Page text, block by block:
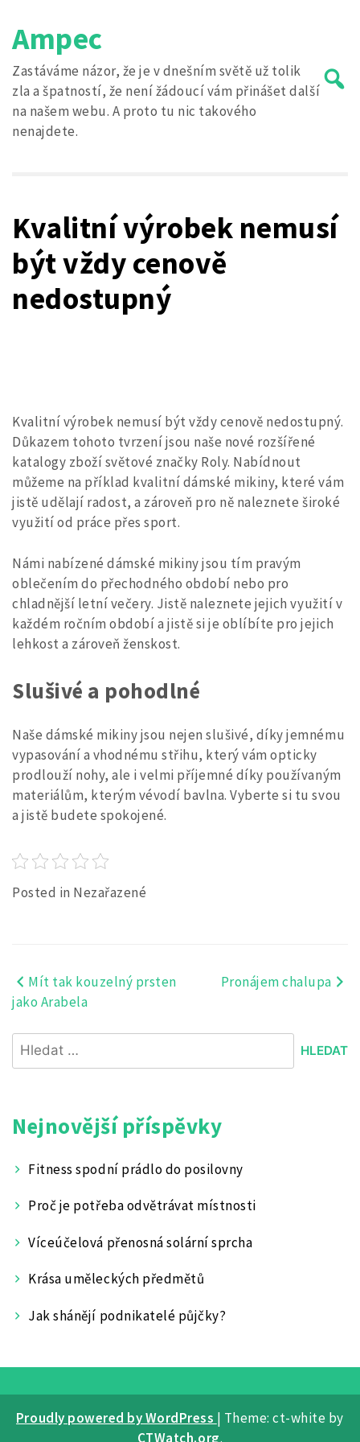
to
content
Ampec
Zastáváme názor, že je v dnešním světě už tolik
zla a špatností, že není žádoucí vám přinášet další
na našem webu. A proto tu nic takového
nenajdete.
Kvalitní výrobek nemusí
být vždy cenově
nedostupný
Kvalitní výrobek nemusí být vždy cenově nedostupný.
Důkazem tohoto tvrzení jsou naše nové rozšířené
katalogy zboží světové značky Roly. Nabídnout
můžeme na příklad kvalitní dámské mikiny, které vám
jistě udělají radost, a zároveň pro ně naleznete široké
využití od práce přes sport.
Námi nabízenédámské mikinyjsou tím pravým
oblečením do přechodného období nebo pro
chladnější letní večery. Jistě naleznete jejich využití v
každém ročním období a jistě si je oblíbíte pro jejich
lehkost a zároveň ženskost.
Slušivé a pohodlné
Naše dámské mikiny jsou nejen slušivé, díky jemnému
vypasování a vhodnému střihu, který vám opticky
prodlouží nohy, ale i velmi příjemné díky používaným
materiálům, kterým vévodí bavlna. Vyberte si tu svou
a jistě budete spokojené.
Posted in Nezařazené
Navigace
příspěvek
Mít tak kouzelný prsten
jako Arabela
Pronájem chalupa
Vyhledávání
Nejnovější příspěvky
Fitness spodní prádlo do posilovny
Proč je potřeba odvětrávat místnosti
Víceúčelová přenosná solární sprcha
Krása uměleckých předmětů
Jak shánějí podnikatelé půjčky?
Proudly powered by WordPress | Theme: ct-white by
CTWatch.org.